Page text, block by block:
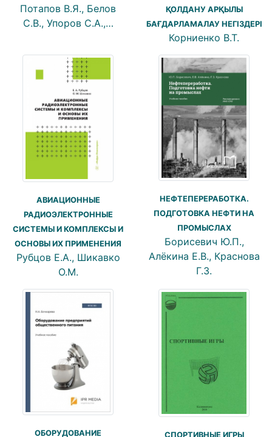
Потапов В.Я., Белов
С.В., Упоров С.А.,…
ҚОЛДАНУ АРҚЫЛЫ
БАҒДАРЛАМАЛАУ НЕГІЗДЕРІ
Корниенко В.Т.
АВИАЦИОННЫЕ
РАДИОЭЛЕКТРОННЫЕ
СИСТЕМЫ И КОМПЛЕКСЫ И
ОСНОВЫ ИХ ПРИМЕНЕНИЯ
Рубцов Е.А., Шикавко
О.М.
НЕФТЕПЕРЕРАБОТКА.
ПОДГОТОВКА НЕФТИ НА
ПРОМЫСЛАХ
Борисевич Ю.П.,
Алёкина Е.В., Краснова
Г.З.
ОБОРУДОВАНИЕ СПОРТИВНЫЕ ИГРЫ